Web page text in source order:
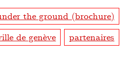
the ground (brochure)
de genève
partenaires